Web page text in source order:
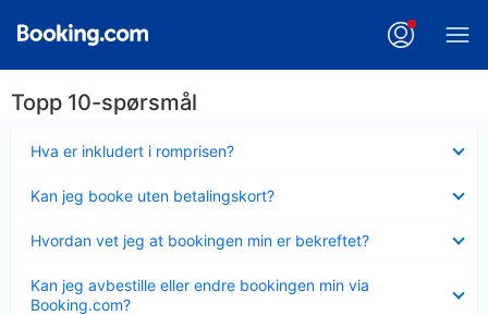
Topp 10-spørsmål
Hva er inkludert i romprisen?
mindre
Kan jeg booke uten betalingskort?
mindre
Hvordan vet jeg at bookingen min er bekreftet?
mindre
Kan jeg avbestille eller endre bookingen min via
Booking.com?
mindre